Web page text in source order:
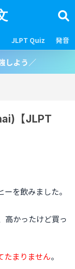
JLPT Quiz 発音
しよう／
【JLPT
ーを飲みました。
高かったけど買っ
たまりません。